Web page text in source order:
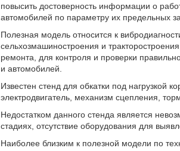
повысить достоверность информации о
автомобилей по параметру их предельных
Полезная модель относится к
сельхозмашиностроения и
ремонта, для контроля и проверки
и автомобилей.
Известен стенд для обкатки под
электродвигатель, механизм сцепления,
Недостатком данного стенда является
стадиях, отсутствие оборудования для
Наиболее близким к полезной модели по